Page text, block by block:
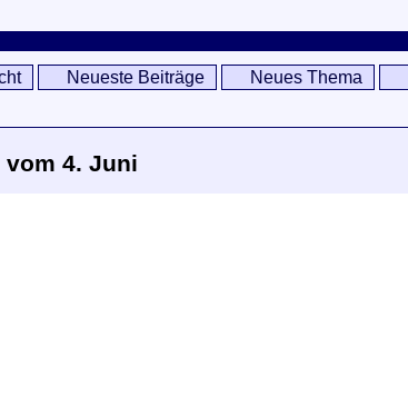
Neueste Beiträge Neues Thema
4. Juni